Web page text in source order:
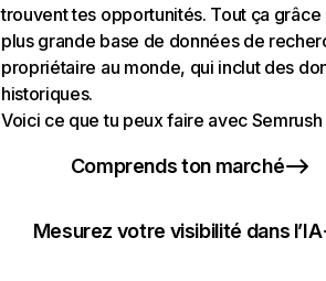
trouvent tes opportunités. Tout ça grâce
plus grande base de données de
propriétaire au monde, qui inclut des
historiques.
Voici ce que tu peux faire avec Semrush
Comprends ton marché
Mesurez votre visibilité dans l’IA